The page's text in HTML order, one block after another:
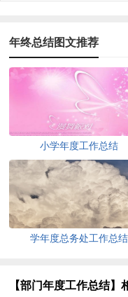
年终总结图文推荐
小学年度工作总结
学年度总务处工作总结
【部门年度工作总结】